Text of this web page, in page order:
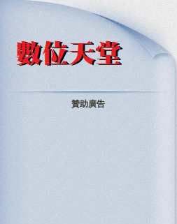
贊助廣告